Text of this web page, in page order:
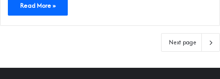
Read More »
Next page